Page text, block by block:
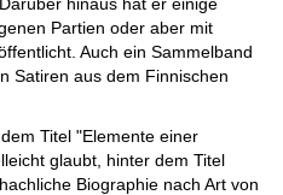
Partien oder aber mit
Auch ein Sammelband
Satiren aus dem Finnischen
Titel "Elemente einer
glaubt, hinter dem Titel
Biographie nach Art von